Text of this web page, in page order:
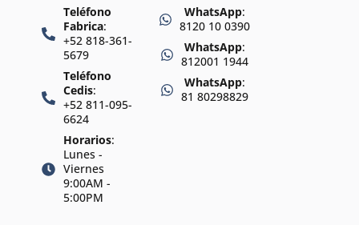
Teléfono
Fabrica:
+52 818-361-
5679
Teléfono
Cedis:
+52 811-095-
6624
Horarios:
Lunes -
Viernes
9:00AM -
5:00PM
WhatsApp:
8120 10 0390
WhatsApp:
812001 1944
WhatsApp:
81 80298829